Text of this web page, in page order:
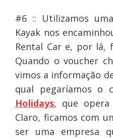
#6 :: Utilizamos
Kayak nos
Rental Car e, por lá,
Quando o voucher
vimos a informação
qual pegaríamos o
Holidays, que opera
Claro, ficamos com
ser uma empresa